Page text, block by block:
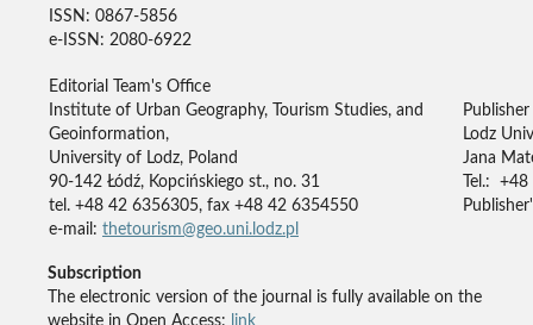
ISSN: 0867-5856
e-ISSN: 2080-6922
Editorial Team's Office
Institute of Urban Geography, Tourism Studies, and
Geoinformation,
University of Lodz, Poland
90-142 Łódź, Kopcińskiego st., no. 31
tel. +48 42 6356305, fax +48 42 6354550
e-mail: thetourism@geo.uni.lodz.pl
Publisher
Lodz
Jana
Tel.:
Subscription
The electronic version of the journal is fully available on the
website in Open Access:
link